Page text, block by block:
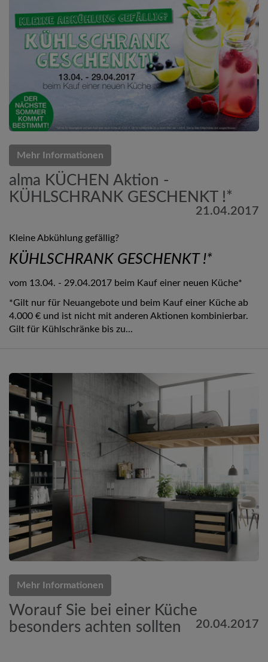
Mehr Informationen
alma KÜCHEN Aktion -
KÜHLSCHRANK GESCHENKT !*
21.04.2017
Kleine Abkühlung gefällig?
KÜHLSCHRANK GESCHENKT !*
vom 13.04. - 29.04.2017 beim Kauf einer neuen Küche*
*Gilt nur für Neuangebote und beim Kauf einer Küche ab
4.000 € und ist nicht mit anderen Aktionen kombinierbar.
Gilt für Kühlschränke bis zu...
Mehr Informationen
Worauf Sie bei einer Küche
besonders achten sollten
20.04.2017